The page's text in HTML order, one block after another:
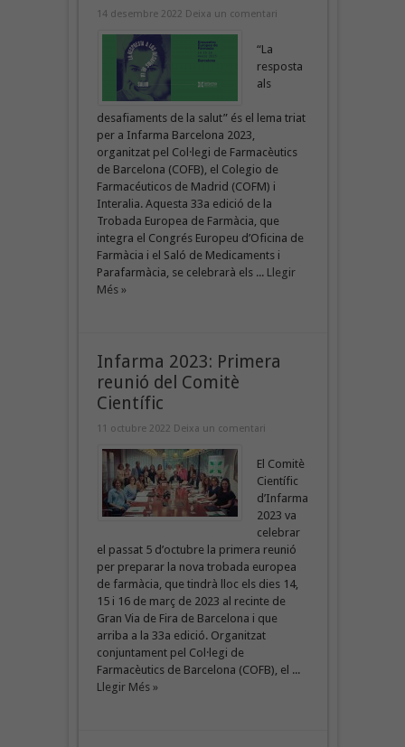
14 desembre 2022 Deixa un comentari
“La
resposta
als
desafiaments de la salut” és el lema triat
per a Infarma Barcelona 2023,
organitzat pel Col·legi de Farmacèutics
de Barcelona (COFB), el Colegio de
Farmacéuticos de Madrid (COFM) i
Interalia. Aquesta 33a edició de la
Trobada Europea de Farmàcia, que
integra el Congrés Europeu d’Oficina de
Farmàcia i el Saló de Medicaments i
Parafarmàcia, se celebrarà els ... Llegir
Més »
Infarma 2023: Primera
reunió del Comitè
Científic
11 octubre 2022 Deixa un comentari
El Comitè
Científic
d’Infarma
2023 va
celebrar
el passat 5 d’octubre la primera reunió
per preparar la nova trobada europea
de farmàcia, que tindrà lloc els dies 14,
15 i 16 de març de 2023 al recinte de
Gran Via de Fira de Barcelona i que
arriba a la 33a edició. Organitzat
conjuntament pel Col·legi de
Farmacèutics de Barcelona (COFB), el ...
Llegir Més »